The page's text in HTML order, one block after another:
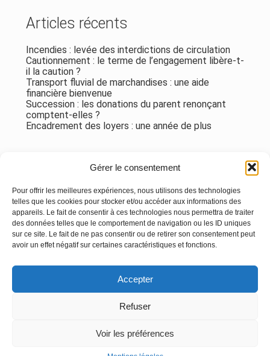
Gérer le consentement
Pour offrir les meilleures expériences, nous utilisons des technologies
telles que les cookies pour stocker et/ou accéder aux informations des
appareils. Le fait de consentir à ces technologies nous permettra de traiter
des données telles que le comportement de navigation ou les ID uniques
sur ce site. Le fait de ne pas consentir ou de retirer son consentement peut
avoir un effet négatif sur certaines caractéristiques et fonctions.
Accepter
Refuser
Voir les préférences
Articles récents
Incendies : levée des interdictions de circulation
Cautionnement : le terme de l’engagement libère-t-
il la caution ?
Transport fluvial de marchandises : une aide
financière bienvenue
Succession : les donations du parent renonçant
comptent-elles ?
Encadrement des loyers : une année de plus
Aucun commentaire à afficher.
Principale
Linkedin Instagram
MENTIONS LÉGALES